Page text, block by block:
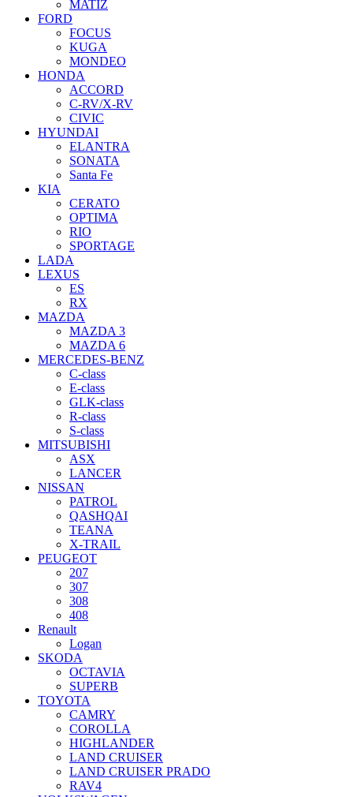
MATIZ
FORD
FOCUS
KUGA
MONDEO
HONDA
ACCORD
C-RV/X-RV
CIVIC
HYUNDAI
ELANTRA
SONATA
Santa Fe
KIA
CERATO
OPTIMA
RIO
SPORTAGE
LADA
LEXUS
ES
RX
MAZDA
MAZDA 3
MAZDA 6
MERCEDES-BENZ
C-class
E-class
GLK-class
R-class
S-class
MITSUBISHI
ASX
LANCER
NISSAN
PATROL
QASHQAI
TEANA
X-TRAIL
PEUGEOT
207
307
308
408
Renault
Logan
SKODA
OCTAVIA
SUPERB
TOYOTA
CAMRY
COROLLA
HIGHLANDER
LAND CRUISER
LAND CRUISER PRADO
RAV4